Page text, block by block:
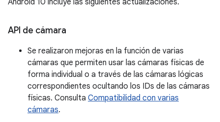
Android 10 incluye las siguientes actualizaciones.
API de cámara
Se realizaron mejoras en la función de varias
cámaras que permiten usar las cámaras físicas de
forma individual o a través de las cámaras lógicas
correspondientes ocultando los IDs de las cámaras
físicas. Consulta Compatibilidad con varias
cámaras.